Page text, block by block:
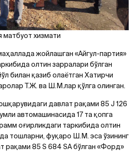
хизмати
жойлашган «Aйгул-партия»
олтин зарралари бўлган
билан қазиб олаётган Хатирчи
Т.Ж. ва Ш.М.лар қўлга олинган.
давлат рақами 85 J 126
автомашинасида 17 та қопга
оғирликдаги таркибида олтин
тошларни, фуқаро Ш.М. эса ўзининг
рақами 85 S 684 SA бўлган «Форд»